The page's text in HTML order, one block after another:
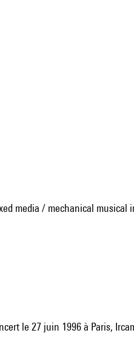
media / mechanical musical
le 27 juin 1996 à Paris,